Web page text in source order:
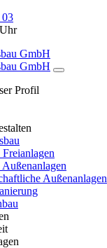
03
Profil
Außenanlagen